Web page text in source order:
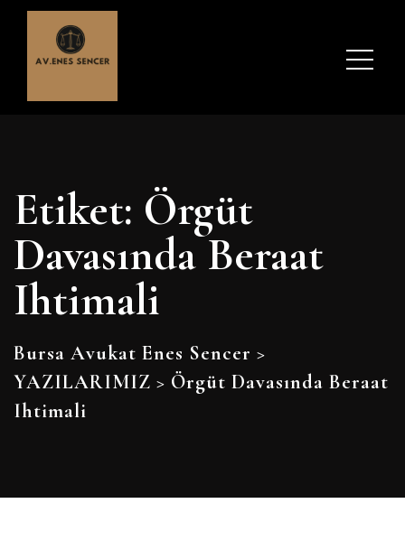
Etiket: Örgüt
Davasında Beraat
Ihtimali
Bursa Avukat Enes Sencer >
YAZILARIMIZ > Örgüt Davasında Beraat
Ihtimali